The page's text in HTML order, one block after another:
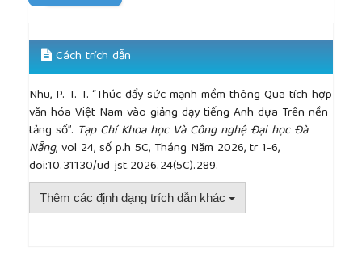
reality: Technologies for immersive learning",
1-12, 2016.
[18] R. Robertson, "Glocalization: Time-space and
homogeneity-heterogeneity", inGlobal Modernities,
M. Featherstone, S. Lash, and R. Robertson, Eds.,
Sage, pp. 25–44, 1995.
[19]H. C. Yeh and N. Swinehart, "Online intercultural
exchange: Using digital storytelling to foster critical
cultural awareness",Computer Assisted Language
Learning, vol. 26, no. 8, pp. 962-984, 2020.
[20]S. Y. Chien, G. J. Hwang, and M. S. Y. Jong,
Cách trích dẫn
Nhu, P. T. T. “Thúc đẩy sức mạnh mềm thông Qua tích hợp
văn hóa Việt Nam vào giảng dạy tiếng Anh dựa Trên nền
tảng số”. Tạp Chí Khoa học Và Công nghệ Đại học Đà
Nẵng, vol 24, số p.h 5C, Tháng Năm 2026, tr 1-6,
doi:10.31130/ud-jst.2026.24(5C).289.
Thêm các định dạng trích dẫn khác